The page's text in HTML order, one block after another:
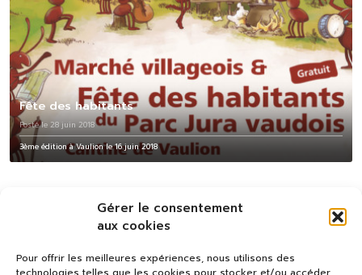
Gérer le consentement
aux cookies
Pour offrir les meilleures expériences, nous utilisons des
Fête des habitants
Posté le 28 juin 2018
3ème édition à Vaulion le 16 juin 2018